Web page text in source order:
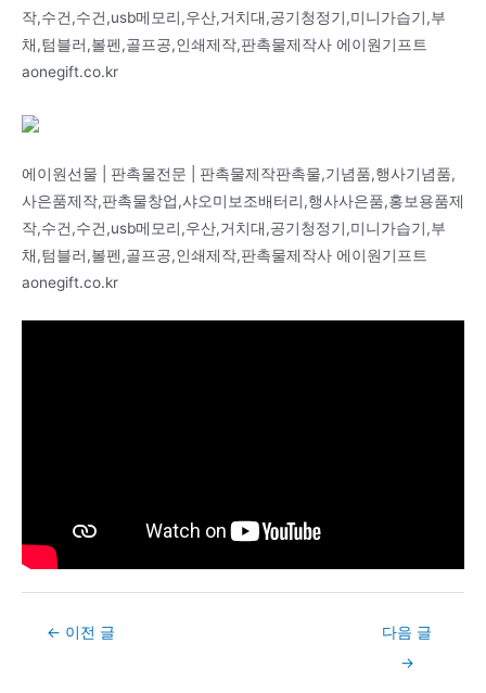
작,수건,수건,usb메모리,우산,거치대,공기청정기,미니가습기,부
채,텀블러,볼펜,골프공,인쇄제작,판촉물제작사 에이원기프트
aonegift.co.kr
에이원선물 | 판촉물전문 | 판촉물제작판촉물,기념품,행사기념품,
사은품제작,판촉물창업,샤오미보조배터리,행사사은품,홍보용품제
작,수건,수건,usb메모리,우산,거치대,공기청정기,미니가습기,부
채,텀블러,볼펜,골프공,인쇄제작,판촉물제작사 에이원기프트
aonegift.co.kr
Post← 이전 글
다음 글
→